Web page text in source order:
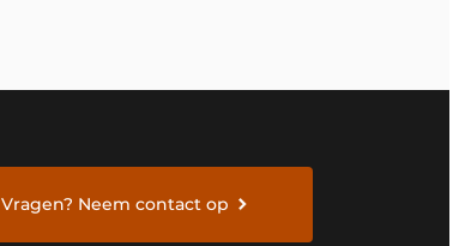
Vragen? Neem contact op